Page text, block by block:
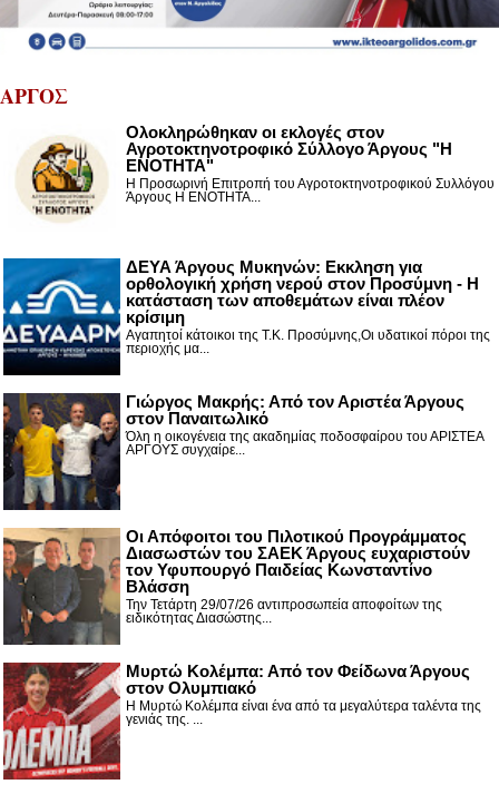
ΑΡΓΟΣ
Ολοκληρώθηκαν οι εκλογές στον
Αγροτοκτηνοτροφικό Σύλλογο Άργους "Η
ΕΝΟΤΗΤΑ"
Η Προσωρινή Επιτροπή του Αγροτοκτηνοτροφικού Συλλόγου
Άργους Η ΕΝΟΤΗΤΑ...
ΔΕΥΑ Άργους Μυκηνών: Εκκληση για
ορθολογική χρήση νερού στον Προσύμνη - Η
κατάσταση των αποθεμάτων είναι πλέον
κρίσιμη
Αγαπητοί κάτοικοι της Τ.Κ. Προσύμνης,Οι υδατικοί πόροι της
περιοχής μα...
Γιώργος Μακρής: Από τον Αριστέα Άργους
στον Παναιτωλικό
Όλη η οικογένεια της ακαδημίας ποδοσφαίρου του ΑΡΙΣΤΕΑ
ΑΡΓΟΥΣ συγχαίρε...
Οι Απόφοιτοι του Πιλοτικού Προγράμματος
Διασωστών του ΣΑΕΚ Άργους ευχαριστούν
τον Υφυπουργό Παιδείας Κωνσταντίνο
Βλάσση
Την Τετάρτη 29/07/26 αντιπροσωπεία αποφοίτων της
ειδικότητας Διασώστης...
Μυρτώ Κολέμπα: Από τον Φείδωνα Άργους
στον Ολυμπιακό
Η Μυρτώ Κολέμπα είναι ένα από τα μεγαλύτερα ταλέντα της
γενιάς της. ...